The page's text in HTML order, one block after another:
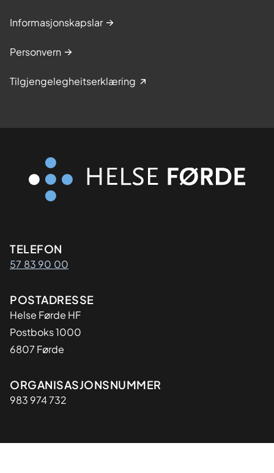
Informasjonskapslar
Personvern
Tilgjengelegheitserklæring
Kontaktinformasjon
TELEFON
57 83 90 00
Adresse
POSTADRESSE
Helse Førde HF
Postboks 1000
6807 Førde
Organisasjon
ORGANISASJONSNUMMER
983 974 732